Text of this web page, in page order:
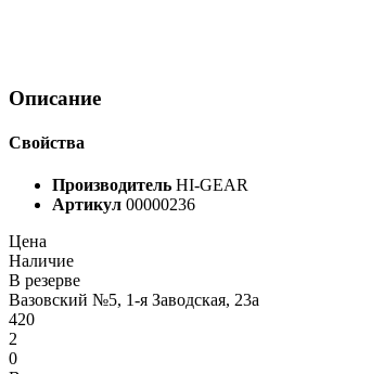
Описание
Свойства
Производитель HI-GEAR
Артикул 00000236
Цена
Наличие
В резерве
Вазовский №5, 1-я Заводская, 23а
420
2
0